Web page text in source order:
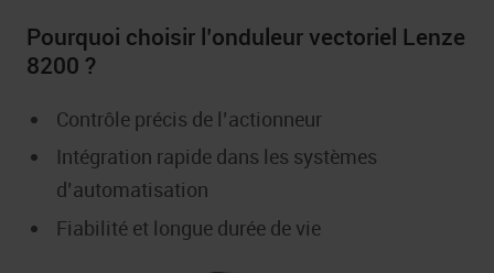
Pourquoi choisir l’onduleur vectoriel Lenze
8200 ?
Contrôle précis de l’actionneur
Intégration rapide dans les systèmes
d’automatisation
Fiabilité et longue durée de vie